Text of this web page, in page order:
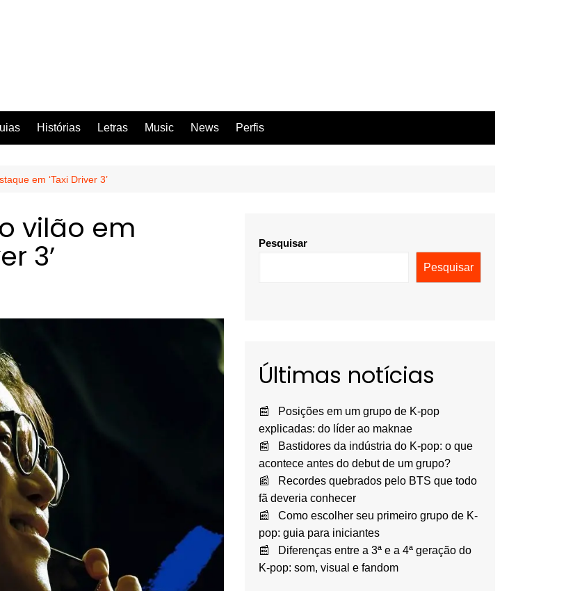
Histórias Letras Music News Perfis
em ‘Taxi Driver 3’
vilão em
3’ Pesquisar
Pesquisar
Últimas notícias
Posições em um grupo de K-pop
explicadas: do líder ao maknae
Bastidores da indústria do K-pop: o que
acontece antes do debut de um grupo?
Recordes quebrados pelo BTS que todo
fã deveria conhecer
Como escolher seu primeiro grupo de K-
pop: guia para iniciantes
Diferenças entre a 3ª e a 4ª geração do
K-pop: som, visual e fandom